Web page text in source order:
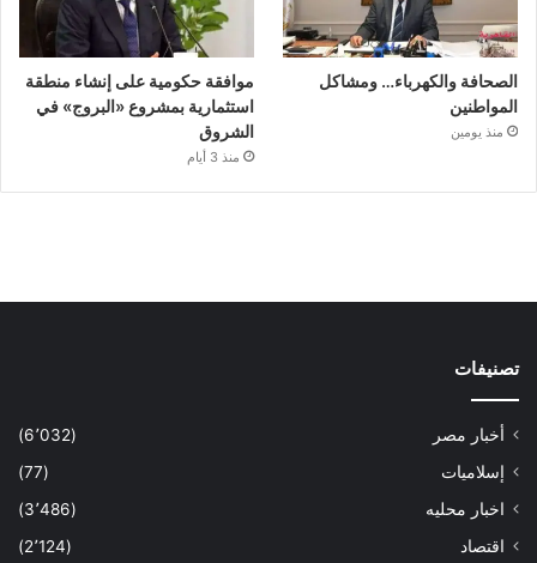
الصحافة والكهرباء… ومشاكل
المواطنين
منذ يومين
موافقة حكومية على إنشاء منطقة
استثمارية بمشروع «البروج» في
الشروق
منذ 3 أيام
تصنيفات
أخبار مصر
(6٬032)
إسلاميات
(77)
اخبار محليه
(3٬486)
اقتصاد
(2٬124)